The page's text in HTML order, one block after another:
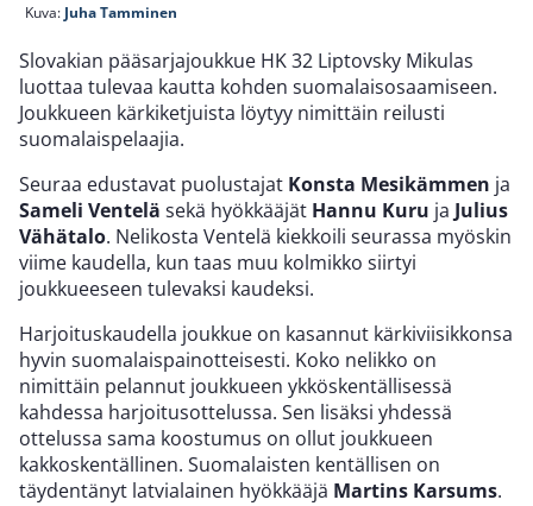
Kuva: Juha Tamminen
Slovakian pääsarjajoukkue HK 32 Liptovsky Mikulas
luottaa tulevaa kautta kohden suomalaisosaamiseen.
Joukkueen kärkiketjuista löytyy nimittäin reilusti
suomalaispelaajia.
Seuraa edustavat puolustajat Konsta Mesikämmen ja
Sameli Ventelä sekä hyökkääjät Hannu Kuru ja Julius
Vähätalo. Nelikosta Ventelä kiekkoili seurassa myöskin
viime kaudella, kun taas muu kolmikko siirtyi
joukkueeseen tulevaksi kaudeksi.
Harjoituskaudella joukkue on kasannut kärkiviisikkonsa
hyvin suomalaispainotteisesti. Koko nelikko on
nimittäin pelannut joukkueen ykköskentällisessä
kahdessa harjoitusottelussa. Sen lisäksi yhdessä
ottelussa sama koostumus on ollut joukkueen
kakkoskentällinen. Suomalaisten kentällisen on
täydentänyt latvialainen hyökkääjä Martins Karsums.